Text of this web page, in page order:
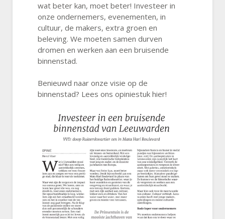
wat beter kan, moet beter! Investeer in
onze ondernemers, evenementen, in
cultuur, de makers, extra groen en
beleving. We moeten samen durven
dromen en werken aan een bruisende
binnenstad.
Benieuwd naar onze visie op de
binnenstad? Lees ons opiniestuk hier!